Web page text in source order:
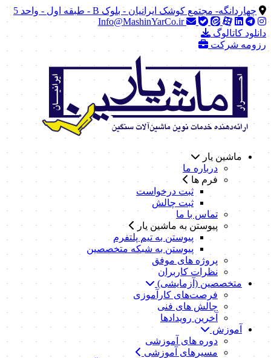
چهاردانگه- مجتمع کوشک ایرانیان - بلوک B - طبقه اول - واحد 5
Info@MashinYarCo.ir
دانلود کاتالوگ
رزومه شرکت
ماشین یار
درباره ما
فرم ها
ثبت درخواست
ثبت چالش
تماس با ما
پیوستن به ماشین یار
پیوستن به تیم پلتفرم
پیوستن به شبکه متخصصین
پروژه های موفق
نظرات کاربران
متخصصین (آزمایشی)
فرصت‌های کارآموزی
چالش های فنی
آخرین رویدادها
آموزش
دوره های آموزشی
مسیرهای آموزشی